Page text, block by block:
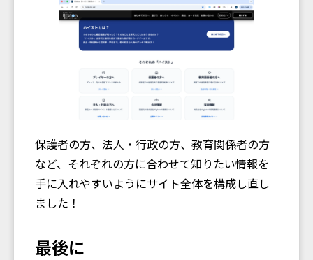
保護者の方、法人・行政の方、教育関係者の方
など、それぞれの方に合わせて知りたい情報を
手に入れやすいようにサイト全体を構成し直し
ました！
最後に